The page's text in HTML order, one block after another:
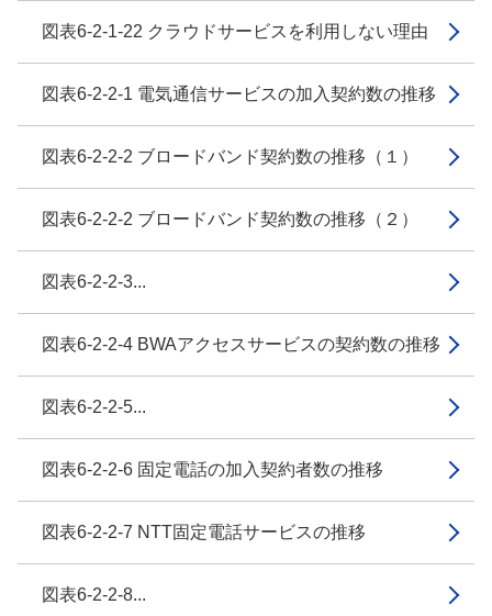
図表6-2-1-22 クラウドサービスを利用しない理由
図表6-2-2-1 電気通信サービスの加入契約数の推移
図表6-2-2-2 ブロードバンド契約数の推移（１）
図表6-2-2-2 ブロードバンド契約数の推移（２）
図表6-2-2-3...
図表6-2-2-4 BWAアクセスサービスの契約数の推移
図表6-2-2-5...
図表6-2-2-6 固定電話の加入契約者数の推移
図表6-2-2-7 NTT固定電話サービスの推移
図表6-2-2-8...